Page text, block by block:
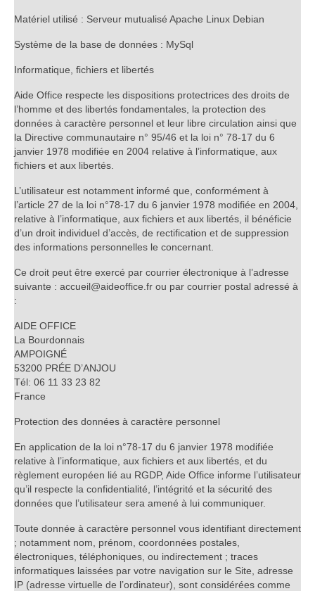
Matériel utilisé : Serveur mutualisé Apache Linux Debian
Système de la base de données : MySql
Informatique, fichiers et libertés
Aide Office respecte les dispositions protectrices des droits de
l’homme et des libertés fondamentales, la protection des
données à caractère personnel et leur libre circulation ainsi que
la Directive communautaire n° 95/46 et la loi n° 78-17 du 6
janvier 1978 modifiée en 2004 relative à l’informatique, aux
fichiers et aux libertés.
L’utilisateur est notamment informé que, conformément à
l’article 27 de la loi n°78-17 du 6 janvier 1978 modifiée en 2004,
relative à l’informatique, aux fichiers et aux libertés, il bénéficie
d’un droit individuel d’accès, de rectification et de suppression
des informations personnelles le concernant.
Ce droit peut être exercé par courrier électronique à l’adresse
suivante : accueil@aideoffice.fr ou par courrier postal adressé à
:
AIDE OFFICE
La Bourdonnais
AMPOIGNÉ
53200 PRÉE D’ANJOU
Tél: 06 11 33 23 82
France
Protection des données à caractère personnel
En application de la loi n°78-17 du 6 janvier 1978 modifiée
relative à l’informatique, aux fichiers et aux libertés, et du
règlement européen lié au RGDP, Aide Office informe l’utilisateur
qu’il respecte la confidentialité, l’intégrité et la sécurité des
données que l’utilisateur sera amené à lui communiquer.
Toute donnée à caractère personnel vous identifiant directement
; notamment nom, prénom, coordonnées postales,
électroniques, téléphoniques, ou indirectement ; traces
informatiques laissées par votre navigation sur le Site, adresse
IP (adresse virtuelle de l’ordinateur), sont considérées comme